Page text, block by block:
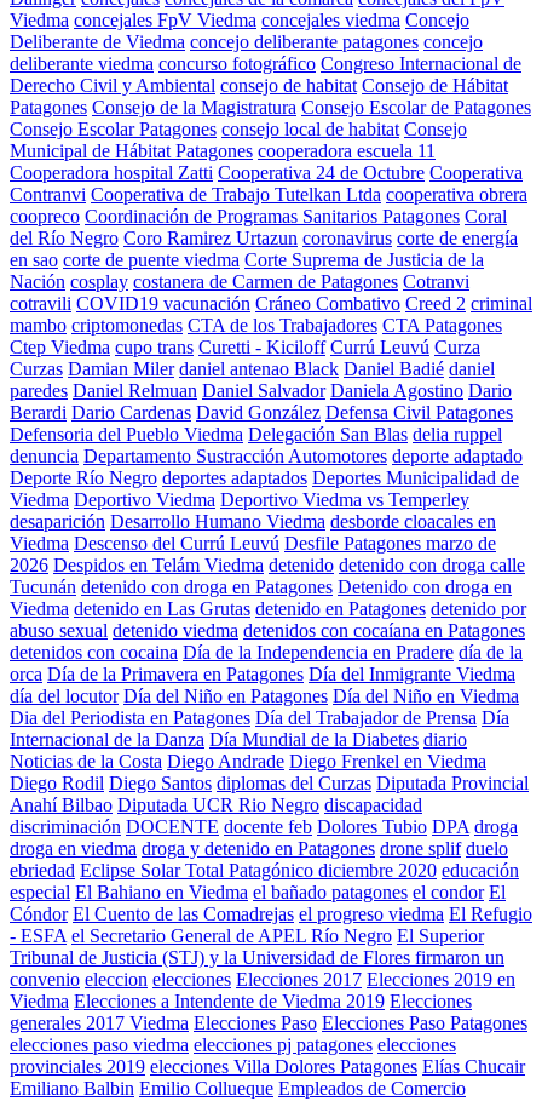
Viedma concejales FpV Viedma concejales viedma Concejo
Deliberante de Viedma concejo deliberante patagones concejo
deliberante viedma concurso fotográfico Congreso Internacional de
Derecho Civil y Ambiental consejo de habitat Consejo de Hábitat
Patagones Consejo de la Magistratura Consejo Escolar de Patagones
Consejo Escolar Patagones consejo local de habitat Consejo
Municipal de Hábitat Patagones cooperadora escuela 11
Cooperadora hospital Zatti Cooperativa 24 de Octubre Cooperativa
Contranvi Cooperativa de Trabajo Tutelkan Ltda cooperativa obrera
coopreco Coordinación de Programas Sanitarios Patagones Coral
del Río Negro Coro Ramirez Urtazun coronavirus corte de energía
en sao corte de puente viedma Corte Suprema de Justicia de la
Nación cosplay costanera de Carmen de Patagones Cotranvi
cotravili COVID19 vacunación Cráneo Combativo Creed 2 criminal
mambo criptomonedas CTA de los Trabajadores CTA Patagones
Ctep Viedma cupo trans Curetti - Kiciloff Currú Leuvú Curza
Curzas Damian Miler daniel antenao Black Daniel Badié daniel
paredes Daniel Relmuan Daniel Salvador Daniela Agostino Dario
Berardi Dario Cardenas David González Defensa Civil Patagones
Defensoria del Pueblo Viedma Delegación San Blas delia ruppel
denuncia Departamento Sustracción Automotores deporte adaptado
Deporte Río Negro deportes adaptados Deportes Municipalidad de
Viedma Deportivo Viedma Deportivo Viedma vs Temperley
desaparición Desarrollo Humano Viedma desborde cloacales en
Viedma Descenso del Currú Leuvú Desfile Patagones marzo de
2026 Despidos en Telám Viedma detenido detenido con droga calle
Tucunán detenido con droga en Patagones Detenido con droga en
Viedma detenido en Las Grutas detenido en Patagones detenido por
abuso sexual detenido viedma detenidos con cocaíana en Patagones
detenidos con cocaina Día de la Independencia en Pradere día de la
orca Día de la Primavera en Patagones Día del Inmigrante Viedma
día del locutor Día del Niño en Patagones Día del Niño en Viedma
Dia del Periodista en Patagones Día del Trabajador de Prensa Día
Internacional de la Danza Día Mundial de la Diabetes diario
Noticias de la Costa Diego Andrade Diego Frenkel en Viedma
Diego Rodil Diego Santos diplomas del Curzas Diputada Provincial
Anahí Bilbao Diputada UCR Rio Negro discapacidad
discriminación DOCENTE docente feb Dolores Tubio DPA droga
droga en viedma droga y detenido en Patagones drone splif duelo
ebriedad Eclipse Solar Total Patagónico diciembre 2020 educación
especial El Bahiano en Viedma el bañado patagones el condor El
Cóndor El Cuento de las Comadrejas el progreso viedma El Refugio
- ESFA el Secretario General de APEL Río Negro El Superior
Tribunal de Justicia (STJ) y la Universidad de Flores firmaron un
convenio eleccion elecciones Elecciones 2017 Elecciones 2019 en
Viedma Elecciones a Intendente de Viedma 2019 Elecciones
generales 2017 Viedma Elecciones Paso Elecciones Paso Patagones
elecciones paso viedma elecciones pj patagones elecciones
provinciales 2019 elecciones Villa Dolores Patagones Elías Chucair
Emiliano Balbin Emilio Collueque Empleados de Comercio